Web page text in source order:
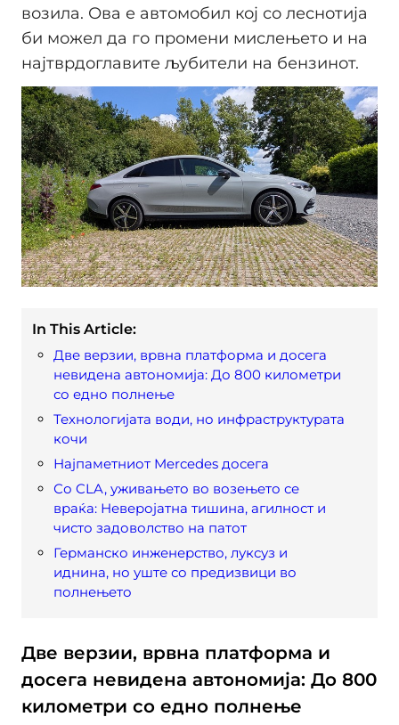
возила. Ова е автомобил кој со леснотија
би можел да го промени мислењето и на
најтврдоглавите љубители на бензинот.
In This Article:
Две верзии, врвна платформа и досега
невидена автономија: До 800 километри
со едно полнење
Технологијата води, но инфраструктурата
кочи
Најпаметниот Mercedes досега
Со CLA, уживањето во возењето се
враќа: Неверојатна тишина, агилност и
чисто задоволство на патот
Германско инженерство, луксуз и
иднина, но уште со предизвици во
полнењето
Две верзии, врвна платформа и
досега невидена автономија: До 800
километри со едно полнење